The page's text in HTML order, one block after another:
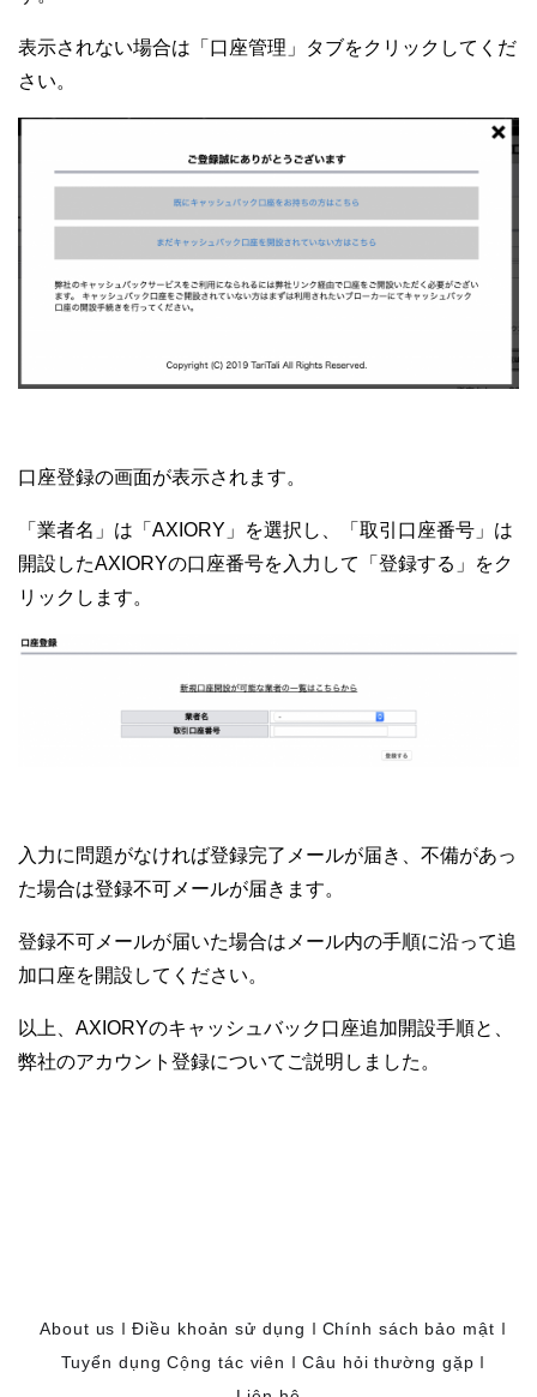
表示されない場合は「口座管理」タブをクリックしてくだ
さい。
口座登録の画面が表示されます。
「業者名」は「AXIORY」を選択し、「取引口座番号」は
開設したAXIORYの口座番号を入力して「登録する」をク
リックします。
入力に問題がなければ登録完了メールが届き、不備があっ
た場合は登録不可メールが届きます。
登録不可メールが届いた場合はメール内の手順に沿って追
加口座を開設してください。
以上、AXIORYのキャッシュバック口座追加開設手順と、
弊社のアカウント登録についてご説明しました。
About us Điều khoản sử dụng
Chính sách bảo mật
Tuyển dụng Cộng tác viên
Câu hỏi thường gặp